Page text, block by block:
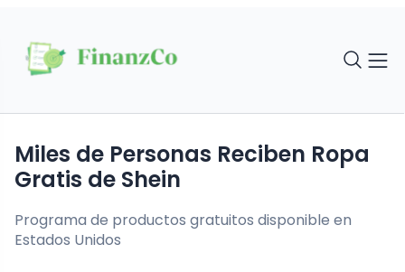
Miles de Personas Reciben Ropa
Gratis de Shein
Programa de productos gratuitos disponible en
Estados Unidos